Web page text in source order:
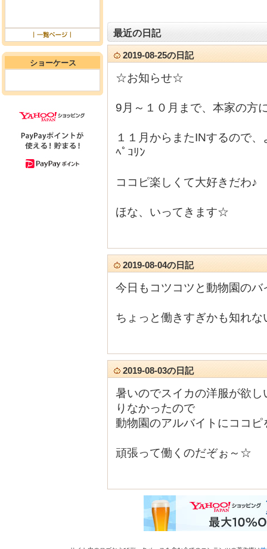
ショーケース
最近の日記
2019-08-25の日記
☆お知らせ☆
9月～１０月まで、本家の方
１１月からまたINするので
ﾍﾟｺﾘﾝ
ココピ楽しくて大好きだわ♪
ほな、いってきます☆
2019-08-04の日記
今日もコツコツと動物園の
ちょっと働きすぎかも知れな
2019-08-03の日記
暑いのでスイカの洋服が欲
りなかったので
動物園のアルバイトにココピ
頑張って働くのだぞぉ～☆